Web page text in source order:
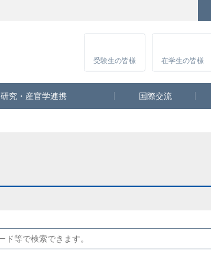
受験生の皆様 在学生の皆様
研究・産官学連携 国際交流